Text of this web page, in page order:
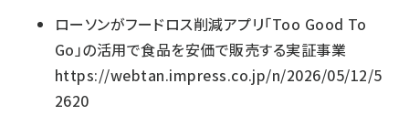
ローソンがフードロス削減アプリ「Too Good To
Go」の活用で食品を安価で販売する実証事業
https://webtan.impress.co.jp/n/2026/05/12/5
2620